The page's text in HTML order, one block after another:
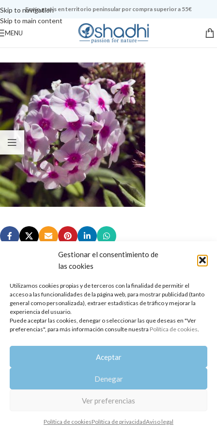
Gestionar el consentimiento de
las cookies
Utilizamos cookies propias y de terceros con la finalidad de permitir el
acceso a las funcionalidades de la página web, para mostrar publicidad (tanto
general como personalizada), extraer estadísticas de tráfico y mejorar la
experiencia del usuario.
Puede aceptar las cookies, denegar o seleccionar las que deseas en "Ver
preferencias", para más información consulte nuestra Política de cookies.
Aceptar
Denegar
Ver preferencias
Política de cookiesPolítica de privacidadAviso legal
Skip to navigation
Skip to main content
Envío gratis en territorio peninsular por compra superior a 55€
MENU
Copyright 2014-2025
Todos los derechos reservados.
Política de privacidad | Aviso legal | Política de cookies